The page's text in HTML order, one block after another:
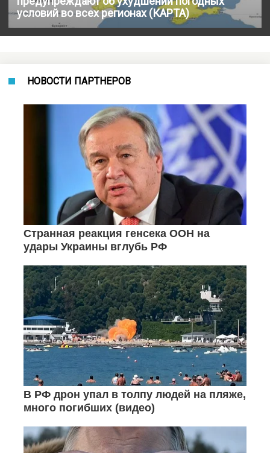
условий во всех регионах (КАРТА)
НОВОСТИ ПАРТНЕРОВ